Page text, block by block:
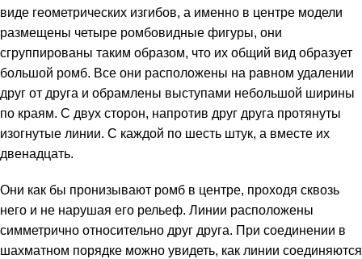
виде геометрических изгибов, а именно в центре модели
размещены четыре ромбовидные фигуры, они
сгруппированы таким образом, что их общий вид образует
большой ромб. Все они расположены на равном удалении
друг от друга и обрамлены выступами небольшой ширины
по краям. С двух сторон, напротив друг друга протянуты
изогнутые линии. С каждой по шесть штук, а вместе их
двенадцать.
Они как бы пронизывают ромб в центре, проходя сквозь
него и не нарушая его рельеф. Линии расположены
симметрично относительно друг друга. При соединении в
шахматном порядке можно увидеть, как линии соединяются